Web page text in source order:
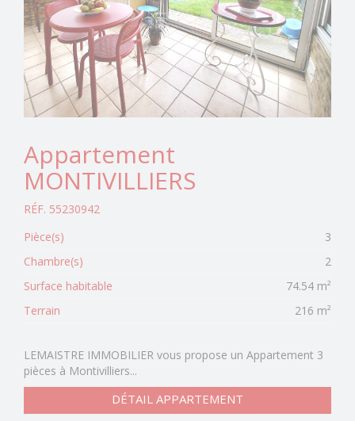
Appartement
MONTIVILLIERS
RÉF. 55230942
Pièce(s)
3
Chambre(s)
2
Surface habitable
74.54 m²
Terrain
216 m²
LEMAISTRE IMMOBILIER vous propose un Appartement 3
pièces à Montivilliers...
DÉTAIL APPARTEMENT